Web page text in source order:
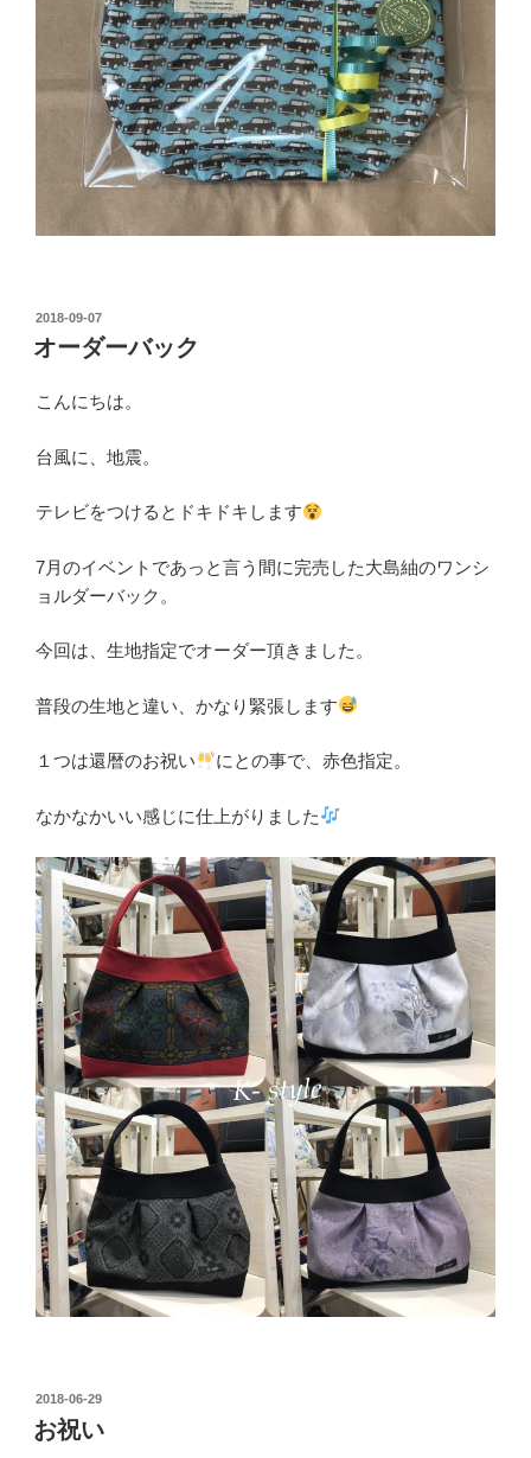
投
稿
日:
2018-09-07
オーダーバック
こんにちは。
台風に、地震。
テレビをつけるとドキドキします
7月のイベントであっと言う間に完売した大島紬のワンシ
ョルダーバック。
今回は、生地指定でオーダー頂きました。
普段の生地と違い、かなり緊張します
１つは還暦のお祝い にとの事で、赤色指定。
なかなかいい感じに仕上がりました
投
稿
日:
2018-06-29
お祝い